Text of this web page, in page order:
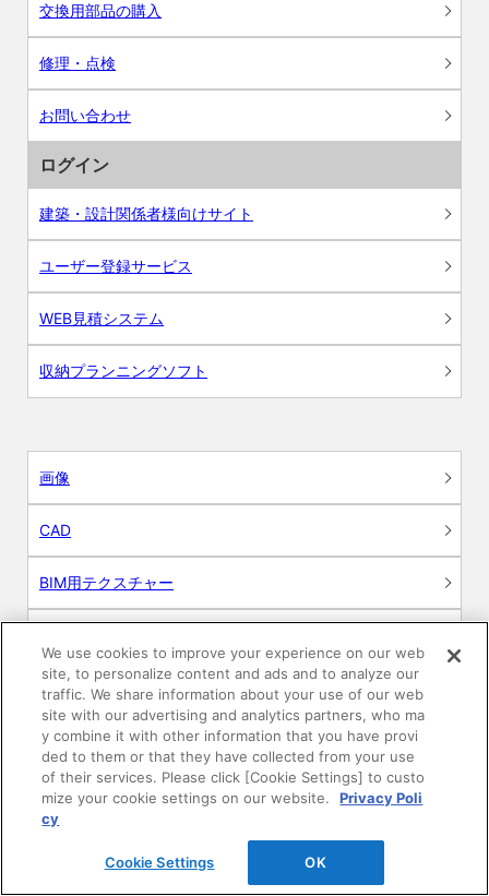
交換用部品の購入
修理・点検
お問い合わせ
ログイン
建築・設計関係者様向けサイト
ユーザー登録サービス
WEB見積システム
収納プランニングソフト
画像
CAD
BIM用テクスチャー
申請関係認定書類
施工・取扱説明書
動画
24時間換気システム〈エアスマート〉
We use cookies to improve your experience on our web
site, to personalize content and ads and to analyze our
traffic. We share information about your use of our web
site with our advertising and analytics partners, who ma
y combine it with other information that you have provi
ded to them or that they have collected from your use
of their services. Please click [Cookie Settings] to custo
mize your cookie settings on our website.
Privacy Poli
cy
Cookie Settings OK